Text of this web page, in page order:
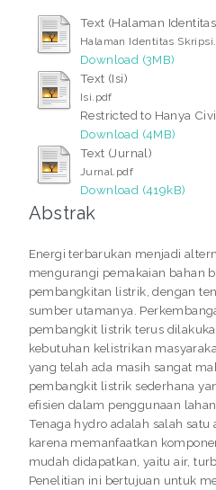
Text (Halaman
Halaman Identitas
Download (3MB)
Text (Isi)
Isi.pdf
Restricted to Hanya
Download (4MB)
Text (Jurnal)
Jurnal.pdf
Download (419kB)
Abstrak
Energi terbarukan menjadi
mengurangi pemakaian bahan
pembangkitan listrik, dengan
sumber utamanya.
pembangkit listrik terus
kebutuhan kelistrikan
yang telah ada masih sangat
pembangkit listrik sederhana
efisien dalam penggunaan
Tenaga hydro adalah salah
karena memanfaatkan
mudah didapatkan, yaitu air,
Penelitian ini bertujuan untuk